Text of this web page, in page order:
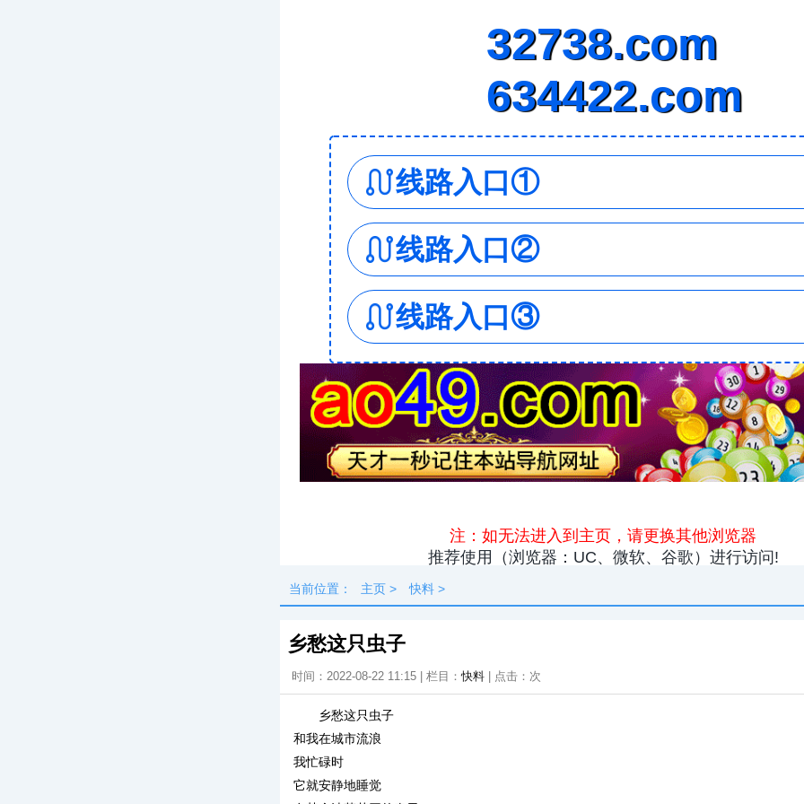
头条 原创 资讯
热点
当前位置： 主页 > 快料 >
乡愁这只虫子
时间：2022-08-22 11:15 | 栏目：快料 | 点击： 次
乡愁这只虫子
和我在城市流浪
我忙碌时
它就安静地睡觉